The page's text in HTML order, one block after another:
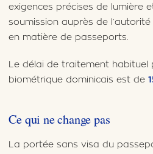
exigences précises de lumière
soumission auprès de
en matière de passeports.
Le délai de traitement habituel
biométrique dominicais est de
Ce qui ne change pas
La portée sans visa du